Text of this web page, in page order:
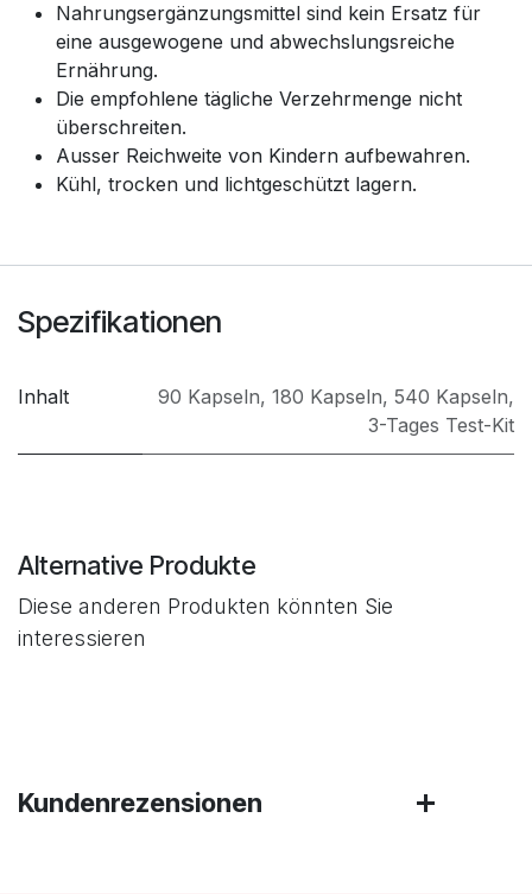
Nahrungsergänzungsmittel sind kein Ersatz für
eine ausgewogene und abwechslungsreiche
Ernährung.
Die empfohlene tägliche Verzehrmenge nicht
überschreiten.
Ausser Reichweite von Kindern aufbewahren.
Kühl, trocken und lichtgeschützt lagern.
Spezifikationen
Inhalt 90 Kapseln, 180 Kapseln, 540 Kapseln,
3-Tages Test-Kit
Alternative Produkte
Diese anderen Produkten könnten Sie
interessieren
Kundenrezensionen